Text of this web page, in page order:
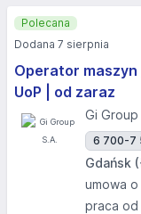
Operator maszyn
UoP | od zaraz
Gi Group
6 700-7
Gdańsk
umowa
praca od
Polecana
Dodana 7 sierpnia